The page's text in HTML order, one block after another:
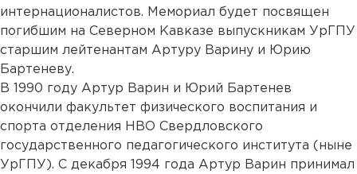
интернационалистов. Мемориал будет посвящен
погибшим на Северном Кавказе выпускникам УрГПУ
старшим лейтенантам Артуру Варину и Юрию
Бартеневу.
В 1990 году Артур Варин и Юрий Бартенев
окончили факультет физического воспитания и
спорта отделения НВО Свердловского
государственного педагогического института (ныне
УрГПУ). С декабря 1994 года Артур Варин принимал